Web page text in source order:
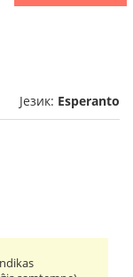
Језик: Esperanto